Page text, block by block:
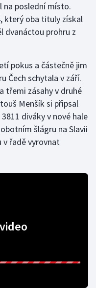
na poslední místo.
který oba tituly získal
dvanáctou prohru z
pokus a částečně jim
Čech schytala v září.
třemi zásahy v druhé
Menšík si připsal
diváky v nové hale
šlágru na Slavii
v řadě vyrovnat